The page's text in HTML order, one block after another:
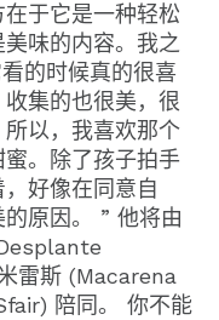
于它是一种轻松
味的内容。我之
的时候真的很喜
集的也很美，很
以，我喜欢那个
。除了孩子拍手
好像在同意自
原因。 ” 他将由
雷斯 (Macarena
陪同。 你不能